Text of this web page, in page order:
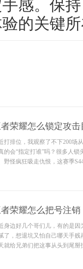
感。保
的关键
荣耀怎么锁定攻
打排位，我观察了不下200场
的会“指定打谁”吗？很多人
野怪疯狂吸走仇恨，这赛季
荣耀怎么把号注
身边好几个哥们儿，有的是
了，想退坑又怕自己哪天手
就给兄弟们把这事从头到尾